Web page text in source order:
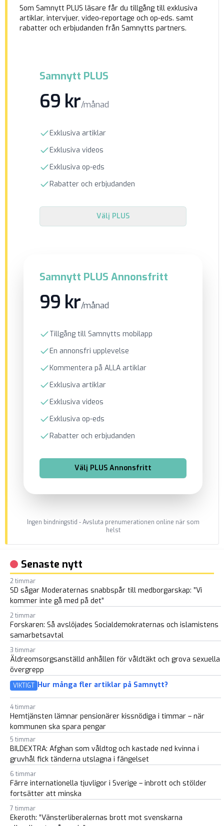
Som Samnytt PLUS läsare får du tillgång till exklusiva
artiklar, intervjuer, video-reportage och op-eds. samt
rabatter och erbjudanden från Samnytts partners.
Samnytt PLUS
69 kr/månad
Exklusiva artiklar
Exklusiva videos
Exklusiva op-eds
Rabatter och erbjudanden
Välj PLUS
Samnytt PLUS Annonsfritt
99 kr/månad
Tillgång till Samnytts mobilapp
En annonsfri upplevelse
Kommentera på ALLA artiklar
Exklusiva artiklar
Exklusiva videos
Exklusiva op-eds
Rabatter och erbjudanden
Välj PLUS Annonsfritt
Ingen bindningstid - Avsluta prenumerationen online när som
helst
Senaste nytt
2 timmar
SD sågar Moderaternas snabbspår till medborgarskap: ”Vi
kommer inte gå med på det”
2 timmar
Forskaren: Så avslöjades Socialdemokraternas och islamistens
samarbetsavtal
3 timmar
Äldreomsorgsanställd anhållen för våldtäkt och grova sexuella
övergrepp
VIKTIGT Hur många fler artiklar på Samnytt?
4 timmar
Hemtjänsten lämnar pensionärer kissnödiga i timmar – när
kommunen ska spara pengar
5 timmar
BILDEXTRA: Afghan som våldtog och kastade ned kvinna i
gruvhål fick tänderna utslagna i fängelset
6 timmar
Färre internationella tjuvligor i Sverige – inbrott och stölder
fortsätter att minska
7 timmar
Ekeroth: ”Vänsterliberalernas brott mot svenskarna